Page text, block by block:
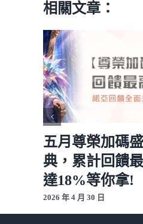
相關文章：
五月尊榮加碼盛
典，累計回饋
達18%等你拿!
2026 年 4 月 30 日